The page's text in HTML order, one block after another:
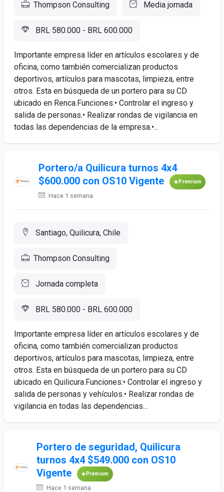
Thompson Consulting Media jornada
BRL 580.000 - BRL 600.000
Importante empresa líder en artículos escolares y de
oficina, como también comercializan productos
deportivos, artículos para mascotas, limpieza, entre
otros. Esta en búsqueda de un portero para su CD
ubicado en Renca.Funciones:• Controlar el ingreso y
salida de personas.• Realizar rondas de vigilancia en
todas las dependencias de la empresa.•...
Portero/a Quilicura turnos 4x4
$600.000 con OS10 Vigente
Premium
Hace 1 semana
Santiago, Quilicura, Chile
Thompson Consulting
Jornada completa
BRL 580.000 - BRL 600.000
Importante empresa líder en artículos escolares y de
oficina, como también comercializan productos
deportivos, artículos para mascotas, limpieza, entre
otros. Esta en búsqueda de un portero para su CD
ubicado en Quilicura.Funciones:• Controlar el ingreso y
salida de personas y vehículos.• Realizar rondas de
vigilancia en todas las dependencias...
Portero de seguridad, Quilicura
turnos 4x4 $549.000 con OS10
Vigente
Premium
Hace 1 semana